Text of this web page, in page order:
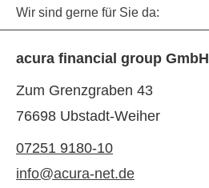
Wir sind gerne für Sie da:
acura financial group GmbH
Zum Grenzgraben 43
76698 Ubstadt-Weiher
07251 9180-10
info@acura-net.de